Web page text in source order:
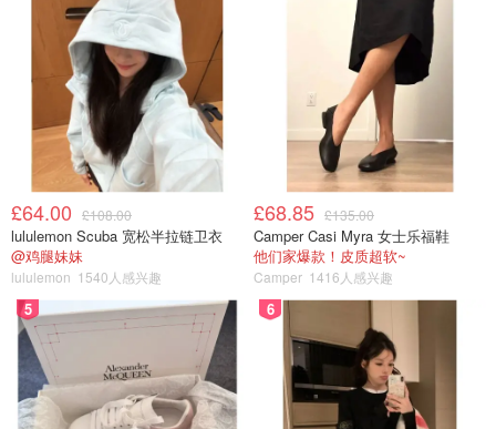
£64.00 £108.00
lululemon Scuba 宽松半拉链卫衣
@鸡腿妹妹
lululemon 1540人感兴趣
£68.85 £135.00
Camper Casi Myra 女士乐福鞋
他们家爆款！皮质超软~
Camper 1416人感兴趣
5 6